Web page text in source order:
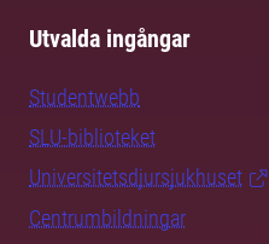
Utvalda ingångar
Studentwebb
SLU-biblioteket
Universitetsdjursjukhuset
Centrumbildningar